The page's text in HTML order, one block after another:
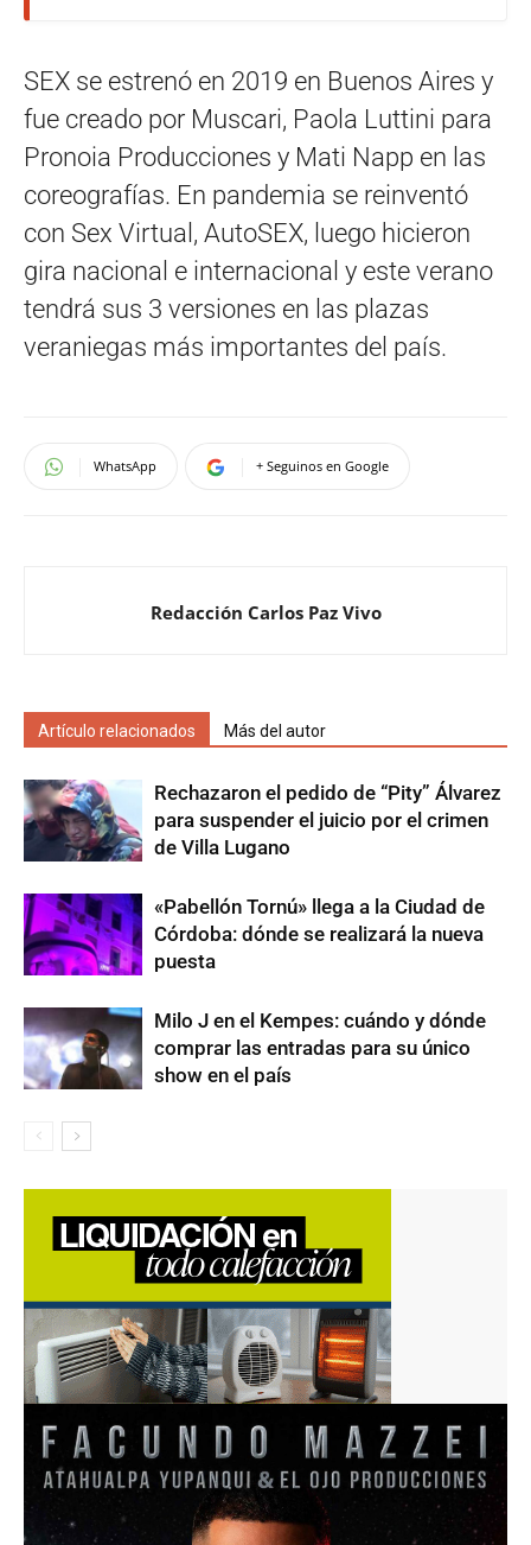
SEX se estrenó en 2019 en Buenos Aires y
fue creado por Muscari, Paola Luttini para
Pronoia Producciones y Mati Napp en las
coreografías. En pandemia se reinventó
con Sex Virtual, AutoSEX, luego hicieron
gira nacional e internacional y este verano
tendrá sus 3 versiones en las plazas
veraniegas más importantes del país.
WhatsApp + Seguinos en Google
Redacción Carlos Paz Vivo
Artículo relacionados Más del autor
Rechazaron el pedido de “Pity” Álvarez
para suspender el juicio por el crimen
de Villa Lugano
«Pabellón Tornú» llega a la Ciudad de
Córdoba: dónde se realizará la nueva
puesta
Milo J en el Kempes: cuándo y dónde
comprar las entradas para su único
show en el país